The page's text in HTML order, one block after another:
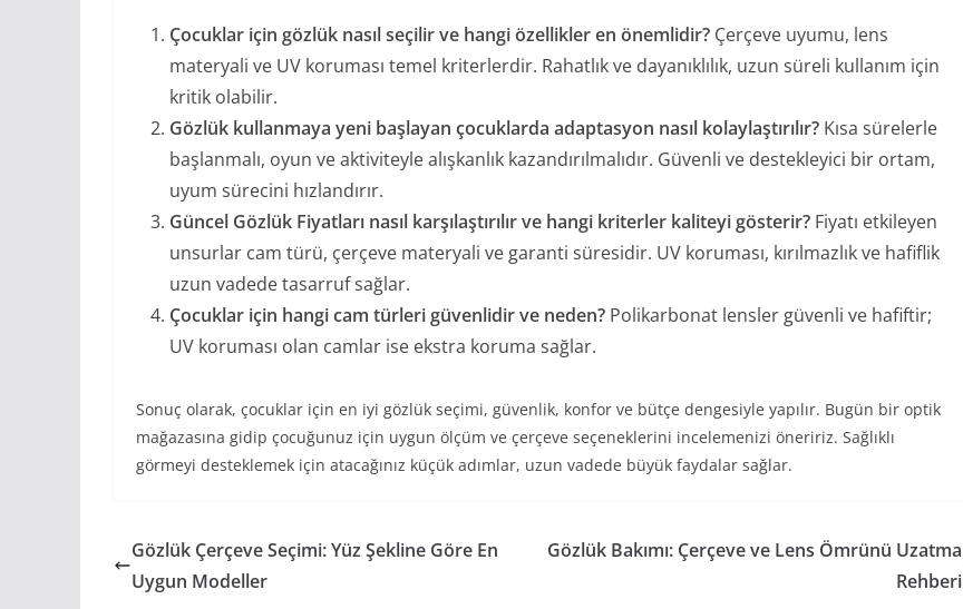
Çocuklar için gözlük nasıl seçilir ve hangi özellikler en önemlidir? Çerçeve uyumu, lens
materyali ve UV koruması temel kriterlerdir. Rahatlık ve dayanıklılık, uzun süreli kullanım için
kritik olabilir.
Gözlük kullanmaya yeni başlayan çocuklarda adaptasyon nasıl kolaylaştırılır? Kısa sürelerle
başlanmalı, oyun ve aktiviteyle alışkanlık kazandırılmalıdır. Güvenli ve destekleyici bir ortam,
uyum sürecini hızlandırır.
Güncel Gözlük Fiyatları nasıl karşılaştırılır ve hangi kriterler kaliteyi gösterir? Fiyatı etkileyen
unsurlar cam türü, çerçeve materyali ve garanti süresidir. UV koruması, kırılmazlık ve hafiflik
uzun vadede tasarruf sağlar.
Çocuklar için hangi cam türleri güvenlidir ve neden? Polikarbonat lensler güvenli ve hafiftir;
UV koruması olan camlar ise ekstra koruma sağlar.
Sonuç olarak, çocuklar için en iyi gözlük seçimi, güvenlik, konfor ve bütçe dengesiyle yapılır. Bugün bir optik
mağazasına gidip çocuğunuz için uygun ölçüm ve çerçeve seçeneklerini incelemenizi öneririz. Sağlıklı
görmeyi desteklemek için atacağınız küçük adımlar, uzun vadede büyük faydalar sağlar.
Gözlük Çerçeve Seçimi: Yüz Şekline Göre En
Uygun Modeller
Gözlük Bakımı: Çerçeve ve Lens Ömrünü Uzatma
Rehberi